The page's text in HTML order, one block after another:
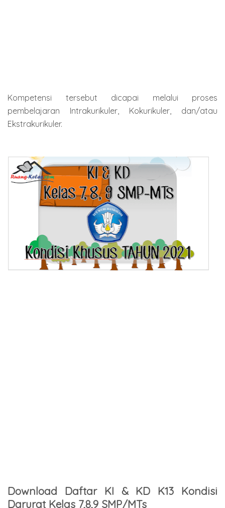
Kompetensi tersebut dicapai melalui proses
pembelajaran Intrakurikuler, Kokurikuler, dan/atau
Ekstrakurikuler.
Download Daftar KI & KD K13 Kondisi
Darurat Kelas 7,8,9 SMP/MTs